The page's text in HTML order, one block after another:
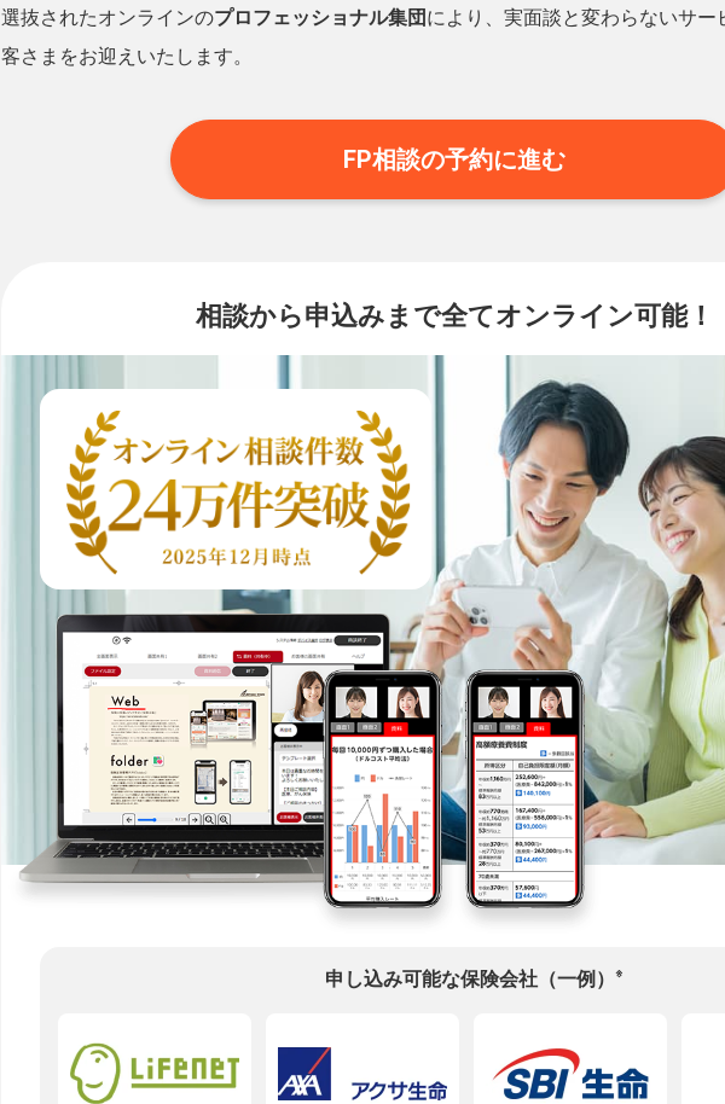
選抜されたオンラインのプロフェッショナル集団 により、実面談と変わらないサー
客さまをお迎えいたします。
FP相談の予約に進む
相談から申込みまで全てオンライン可能！
申し込み可能な保険会社（一例） ※